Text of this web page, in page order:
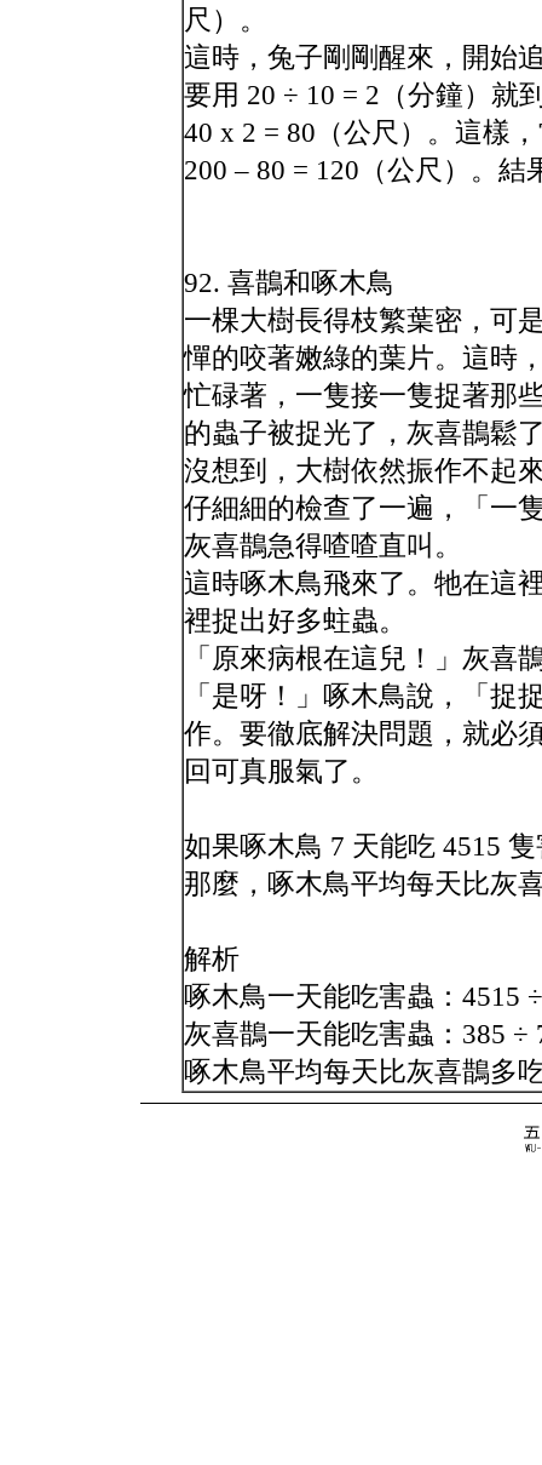
尺）。
這時，兔子剛剛醒來，開始
要用 20 ÷ 10 = 2（分鐘）就
40 x 2 = 80（公尺）。這樣
200 – 80 = 120（公尺）。
92. 喜鵲和啄木鳥
一棵大樹長得枝繁葉密，可
憚的咬著嫩綠的葉片。這時
忙碌著，一隻接一隻捉著那
的蟲子被捉光了，灰喜鵲鬆
沒想到，大樹依然振作不起
仔細細的檢查了一遍，「一
灰喜鵲急得喳喳直叫。
這時啄木鳥飛來了。牠在這
裡捉出好多蛀蟲。
「原來病根在這兒！」灰喜
「是呀！」啄木鳥說，「捉
作。要徹底解決問題，就必
回可真服氣了。
如果啄木鳥 7 天能吃 4515
那麼，啄木鳥平均每天比灰
解析
啄木鳥一天能吃害蟲：4515
灰喜鵲一天能吃害蟲：385 ÷
啄木鳥平均每天比灰喜鵲多